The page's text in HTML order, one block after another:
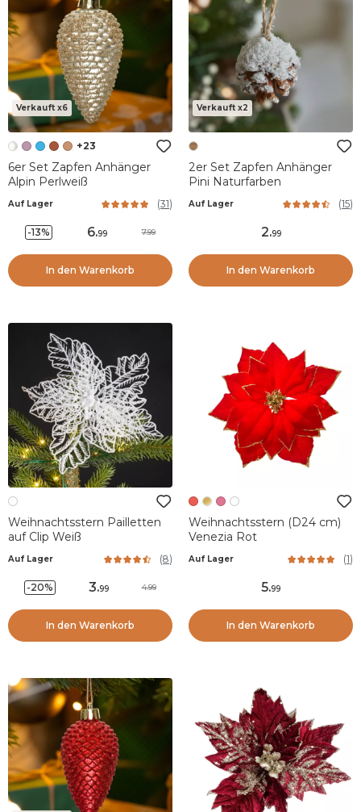
Verkauft x6
+23
6er Set Zapfen Anhänger
Alpin Perlweiß
Auf Lager (31)
-13% 6.99 7.99
In den Warenkorb
Verkauft x2
2er Set Zapfen Anhänger
Pini Naturfarben
Auf Lager (15)
2.99
In den Warenkorb
Weihnachtsstern Pailletten
auf Clip Weiß
Auf Lager (8)
-20% 3.99 4.99
In den Warenkorb
Weihnachtsstern (D24 cm)
Venezia Rot
Auf Lager (1)
5.99
In den Warenkorb